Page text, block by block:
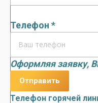
Телефон *
Оформляя заявку,
Телефон горячей